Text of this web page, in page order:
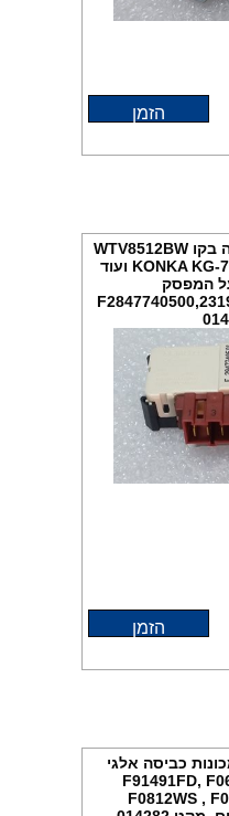
הזמן
מפסק דלת למכונת כביסה בקו WTV8512BW
ועוד דגמים, KONKA KG-7012L21B-B ועוד
המפסק
הזמן
למכונות כביסה אלגי
F91491FD,
F0812WS ,